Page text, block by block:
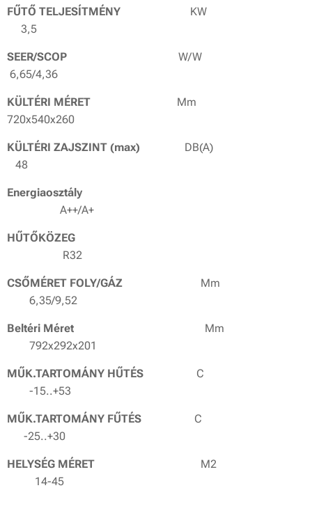
FŰTŐ TELJESÍTMÉNY
KW
3,5
SEER/SCOP
W/W
6,65/4,36
KÜLTÉRI MÉRET
Mm
720x540x260
KÜLTÉRI ZAJSZINT (max)
DB(A)
48
Energiaosztály
A++/A+
HŰTŐKÖZEG
R32
CSŐMÉRET FOLY/GÁZ
Mm
6,35/9,52
Beltéri Méret
Mm
792x292x201
MŰK.TARTOMÁNY HŰTÉS
C
-15..+53
MŰK.TARTOMÁNY FŰTÉS
C
-25..+30
HELYSÉG MÉRET M2
14-45